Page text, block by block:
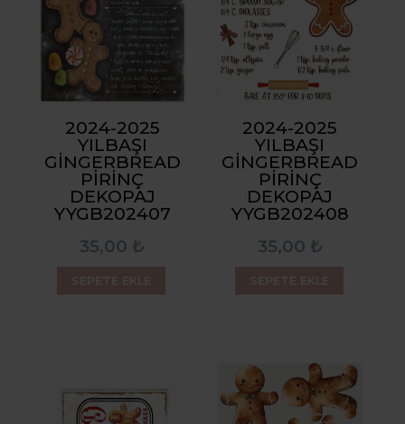
2024-2025
YILBAŞI
GINGERBREAD
PIRINÇ
DEKOPAJ
YYGB202407
35,00 ₺
2024-2025
YILBAŞI
GINGERBREAD
PIRINÇ
DEKOPAJ
YYGB202408
35,00 ₺